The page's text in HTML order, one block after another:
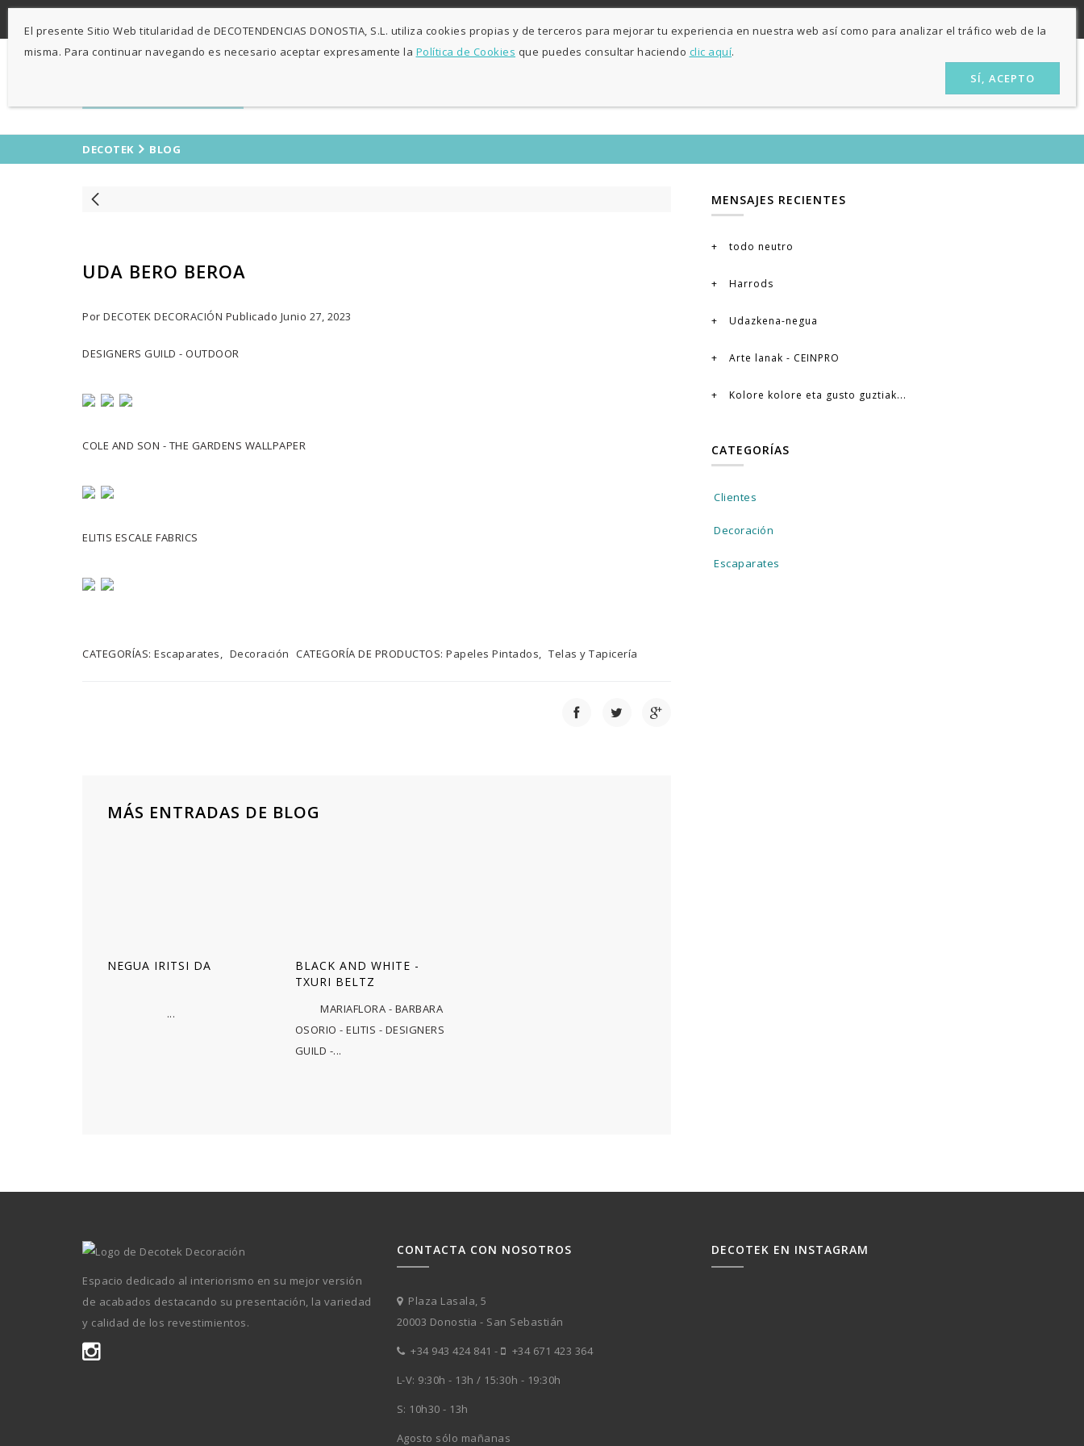
BLOG
DECOTEK BLOG
UDA BERO BEROA
Por DECOTEK DECORACIÓN Publicado Junio 27, 2023
DESIGNERS GUILD - OUTDOOR
COLE AND SON - THE GARDENS WALLPAPER
ELITIS ESCALE FABRICS
CATEGORÍAS: Escaparates Decoración CATEGORÍA DE PRODUCTOS: Papeles Pintados Telas y Tapicería
MÁS ENTRADAS DE BLOG
NEGUA IRITSI DA
...
BLACK AND WHITE -
TXURI BELTZ
MARIAFLORA - BARBARA
OSORIO - ELITIS - DESIGNERS
GUILD -...
MENSAJES RECIENTES
todo neutro
Harrods
Udazkena-negua
Arte lanak - CEINPRO
Kolore kolore eta gusto guztiak...
CATEGORÍAS
Clientes
Decoración
Escaparates
El presente Sitio Web titularidad de DECOTENDENCIAS DONOSTIA, S.L. utiliza cookies propias y de terceros para mejorar tu experiencia en nuestra web así como para analizar el tráfico web de la
misma. Para continuar navegando es necesario aceptar expresamente la Política de Cookies que puedes consultar haciendo clic aquí.
SÍ, ACEPTO
Espacio dedicado al interiorismo en su mejor versión
de acabados destacando su presentación, la variedad
y calidad de los revestimientos.
CONTACTA CON NOSOTROS
Plaza Lasala, 5
20003 Donostia - San Sebastián
+34 943 424 841 -
+34 671 423 364
L-V: 9:30h - 13h / 15:30h - 19:30h
S: 10h30 - 13h
Agosto sólo mañanas
DECOTEK EN INSTAGRAM